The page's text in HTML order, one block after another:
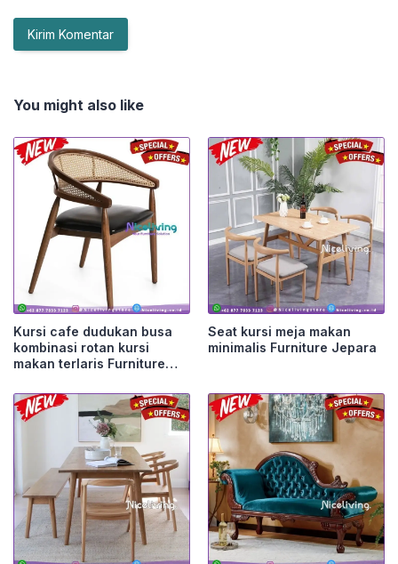
You might also like
Kursi cafe dudukan busa
kombinasi rotan kursi
makan terlaris Furniture
Seat kursi meja makan
minimalis Furniture Jepara